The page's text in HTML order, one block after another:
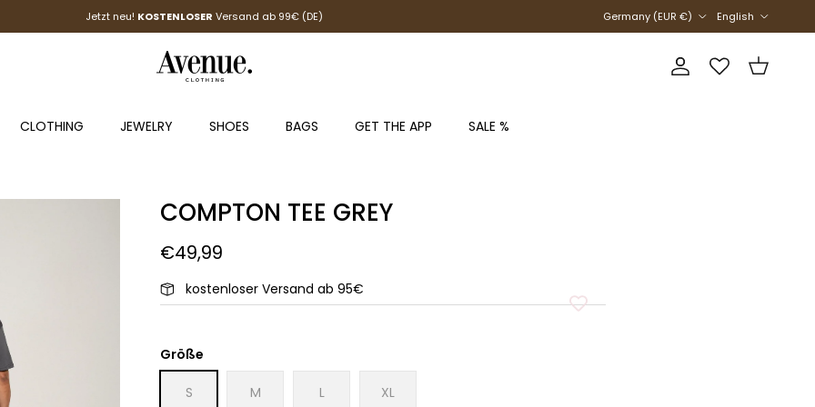
Jetzt neu! KOSTENLOSER Versand ab 99€ (DE) Germany (EUR €) English
Account Cart
CLOTHING JEWELRY SHOES BAGS GET THE APP SALE %
COMPTON TEE GREY
€49,99
kostenloser Versand ab 95€
Größe
S M L XL